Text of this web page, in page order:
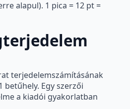
alapul). 1 pica = 12 pt =
terjedelemszámításának
betűhely. Egy szerzői
a kiadói gyakorlatban